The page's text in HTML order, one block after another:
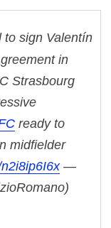
to sign Valentín
in
Strasbourg
ready to
midfielder
—